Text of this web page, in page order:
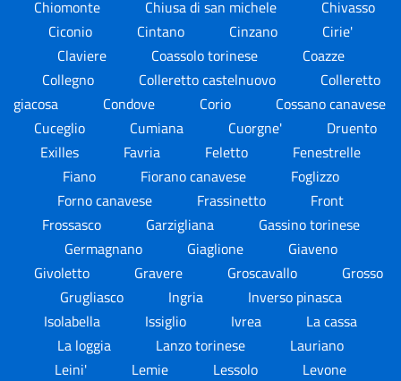
Chiomonte
Chiusa di san michele
Chivasso
Ciconio
Cintano Cinzano
Cirie'
Claviere
Coassolo torinese
Coazze
Collegno
Colleretto castelnuovo
Colleretto
giacosa
Condove Corio
Cossano canavese
Cuceglio
Cumiana Cuorgne'
Druento
Exilles
Favria Feletto
Fenestrelle
Fiano
Fiorano canavese
Foglizzo
Forno canavese
Frassinetto
Front
Frossasco
Garzigliana
Gassino torinese
Germagnano
Giaglione
Giaveno
Givoletto
Gravere Groscavallo
Grosso
Grugliasco
Ingria
Inverso pinasca
Isolabella
Issiglio Ivrea
La cassa
La loggia
Lanzo torinese
Lauriano
Leini'
Lemie Lessolo
Levone